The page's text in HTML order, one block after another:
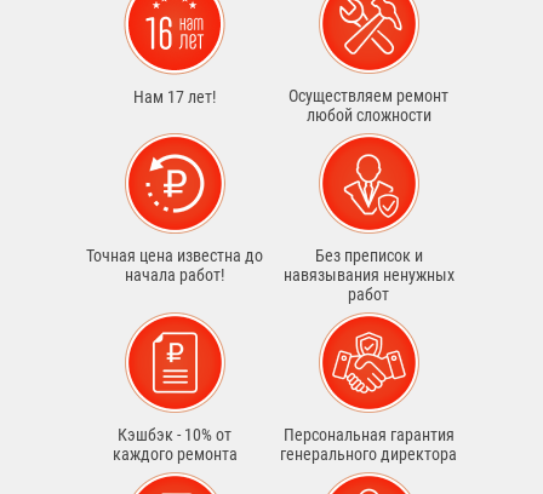
Нам 17 лет!
Осуществляем ремонт
любой сложности
Точная цена известна до
начала работ!
Без преписок и
навязывания ненужных
работ
Кэшбэк - 10% от
каждого ремонта
Персональная гарантия
генерального директора